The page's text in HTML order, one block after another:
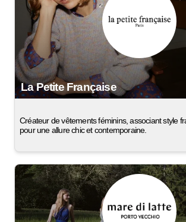
La Petite Française
Créateur de vêtements féminins, associant style
pour une allure chic et contemporaine.